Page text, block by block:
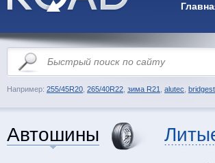
Например: 255/45R20 265/40R22 зима R21 alutec
Автошины